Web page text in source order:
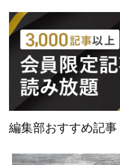
編集部おすすめ記事